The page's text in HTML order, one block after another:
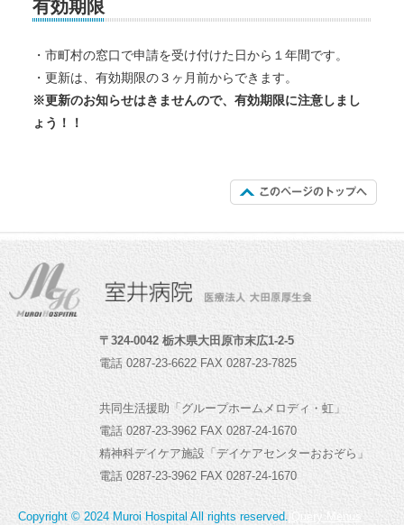
有効期限
・市町村の窓口で申請を受け付けた日から１年間です。
・更新は、有効期限の３ヶ月前からできます。
※更新のお知らせはきませんので、有効期限に注意しまし
ょう！！
〒324-0042 栃木県大田原市末広1-2-5
電話 0287-23-6622 FAX 0287-23-7825
共同生活援助「グループホームメロディ・虹」
電話 0287-23-3962 FAX 0287-24-1670
精神科デイケア施設「デイケアセンターおおぞら」
電話 0287-23-3962 FAX 0287-24-1670
Copyright © 2024 Muroi Hospital All rights reserved. jQuery Menus